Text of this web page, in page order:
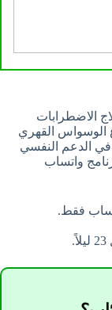
الاضطرابات
الوسواس القهري
ولديها خبرة تزيد عن 8 سنوات في الدعم النفسي
واتساب
فقط.